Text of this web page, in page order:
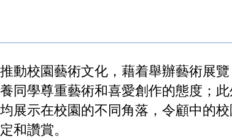
動校園藝術文化，藉着舉辦藝術展
同學尊重藝術和喜愛創作的態度；
展示在校園的不同角落，令顧中的
和讚賞。